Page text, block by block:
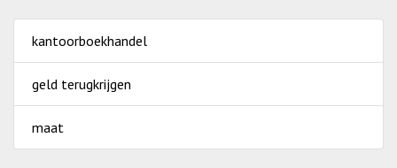
kantoorboekhandel
geld terugkrijgen
maat